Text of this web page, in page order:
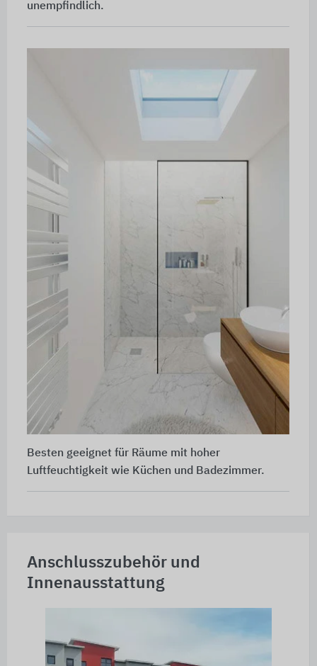
unempfindlich.
Besten geeignet für Räume mit hoher
Luftfeuchtigkeit wie Küchen und Badezimmer.
Anschlusszubehör und
Innenausstattung